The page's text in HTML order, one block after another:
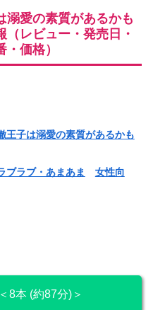
溺愛の素質があるかも
（レビュー・発売日・
価格）
王子は溺愛の素質があるかも
ブラブ・あまあま
女性向
8本 (約87分)＞